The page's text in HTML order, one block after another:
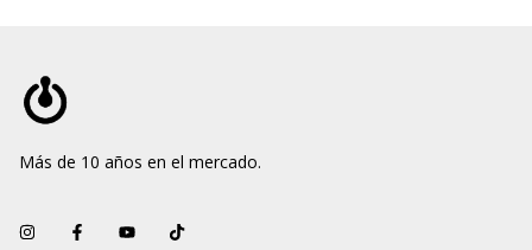
Más de 10 años en el mercado.